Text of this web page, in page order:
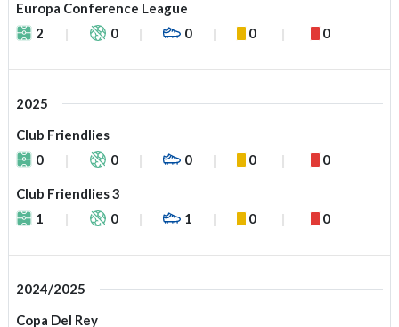
Europa Conference League
2
0 0 0 0
2025
Club Friendlies
0
0 0 0 0
Club Friendlies 3
1
0 1 0 0
2024/2025
Copa Del Rey